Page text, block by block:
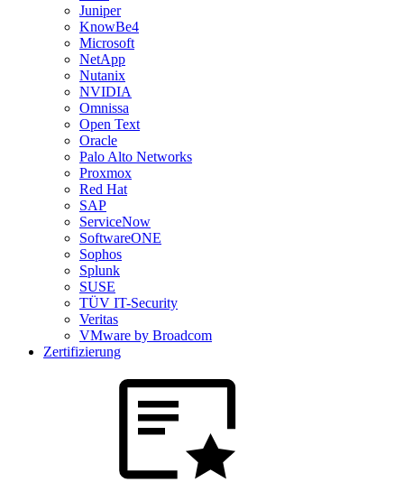
Juniper
KnowBe4
Microsoft
NetApp
Nutanix
NVIDIA
Omnissa
Open Text
Oracle
Palo Alto Networks
Proxmox
Red Hat
SAP
ServiceNow
SoftwareONE
Sophos
Splunk
SUSE
TÜV IT-Security
Veritas
VMware by Broadcom
Zertifizierung